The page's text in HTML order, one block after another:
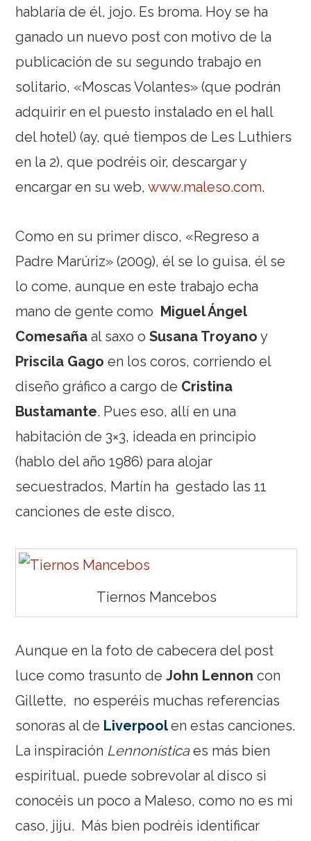
hablaría de él, jojo. Es broma. Hoy se ha
ganado un nuevo post con motivo de la
publicación de su segundo trabajo en
solitario, «Moscas Volantes» (que podrán
adquirir en el puesto instalado en el hall
del hotel) (ay, qué tiempos de Les Luthiers
en la 2), que podréis oir, descargar y
encargar en su web,www.maleso.com.
Como en su primer disco, «Regreso a
Padre Marúriz» (2009), él se lo guisa, él se
lo come, aunque en este trabajo echa
mano de gente como Miguel Ángel
Comesaña al saxooSusana Troyano y
Priscila Gago en los coros, corriendo el
diseño gráfico a cargo de Cristina
Bustamante. Pues eso, allí en una
habitación de 3×3, ideada en principio
(hablo del año 1986) para alojar
secuestrados, Martín ha gestado las 11
canciones de este disco.
Tiernos Mancebos
Aunque en la foto de cabecera del post
luce como trasunto deJohn Lennon con
Gillette, no esperéis muchas referencias
sonoras al de Liverpoolen estas canciones.
La inspiración Lennonísticaes más bien
espiritual, puede sobrevolar al disco si
conocéis un poco a Maleso, como no es mi
caso, jiju. Más bien podréis identificar